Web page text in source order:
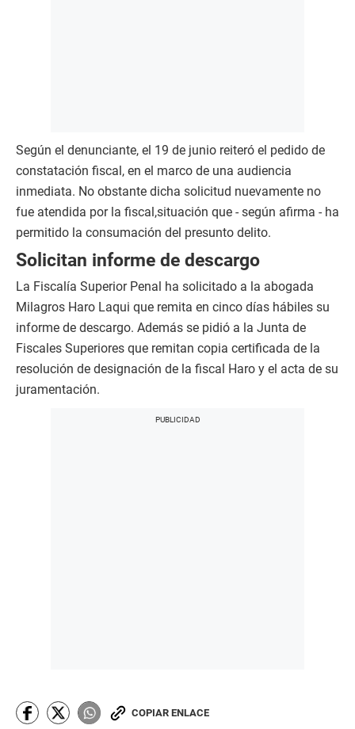
Según el denunciante, el 19 de junio reiteró el pedido de
constatación fiscal, en el marco de una audiencia
inmediata. No obstante dicha solicitud nuevamente no
fue atendida por la fiscal,situación que - según afirma - ha
permitido la consumación del presunto delito.
Solicitan informe de descargo
La Fiscalía Superior Penal ha solicitado a la abogada
Milagros Haro Laqui que remita en cinco días hábiles su
informe de descargo. Además se pidió a la Junta de
Fiscales Superiores que remitan copia certificada de la
resolución de designación de la fiscal Haro y el acta de su
juramentación.
COPIAR ENLACE